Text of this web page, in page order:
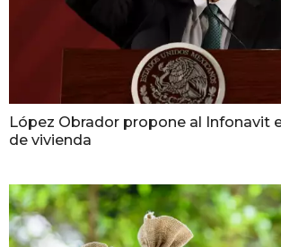
López Obrador propone al Infonavit
de vivienda